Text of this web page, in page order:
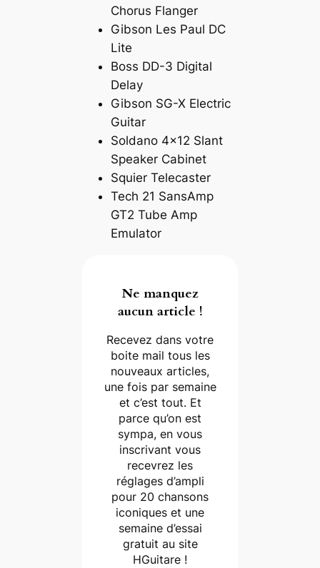
Chorus Flanger
Gibson Les Paul DC
Lite
Boss DD-3 Digital
Delay
Gibson SG-X Electric
Guitar
Soldano 4×12 Slant
Speaker Cabinet
Squier Telecaster
Tech 21 SansAmp
GT2 Tube Amp
Emulator
Ne manquez
aucun article !
Recevez dans votre
boite mail tous les
nouveaux articles,
une fois par semaine
et c’est tout. Et
parce qu’on est
sympa, en vous
inscrivant vous
recevrez les
réglages d’ampli
pour 20 chansons
iconiques et une
semaine d’essai
gratuit au site
HGuitare !